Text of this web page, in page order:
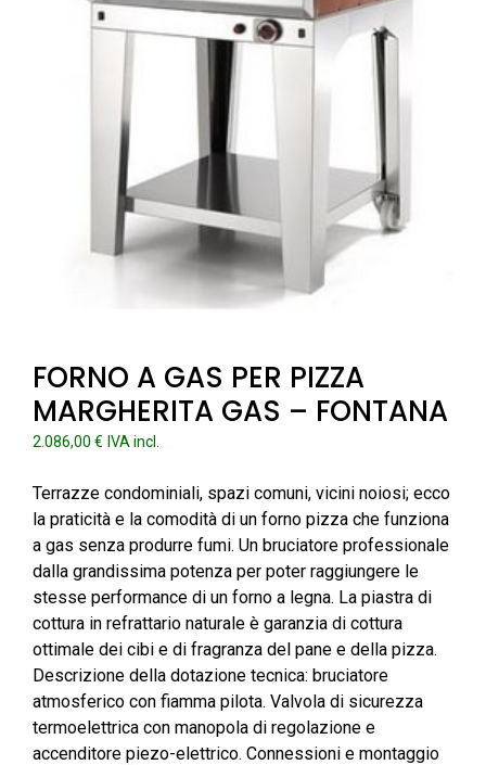
FORNO A GAS PER PIZZA
MARGHERITA GAS – FONTANA
2.086,00 € IVA incl.
Terrazze condominiali, spazi comuni, vicini noiosi; ecco
la praticità e la comodità di un forno pizza che funziona
a gas senza produrre fumi. Un bruciatore professionale
dalla grandissima potenza per poter raggiungere le
stesse performance di un forno a legna. La piastra di
cottura in refrattario naturale è garanzia di cottura
ottimale dei cibi e di fragranza del pane e della pizza.
Descrizione della dotazione tecnica: bruciatore
atmosferico con fiamma pilota. Valvola di sicurezza
termoelettrica con manopola di regolazione e
accenditore piezo-elettrico. Connessioni e montaggio